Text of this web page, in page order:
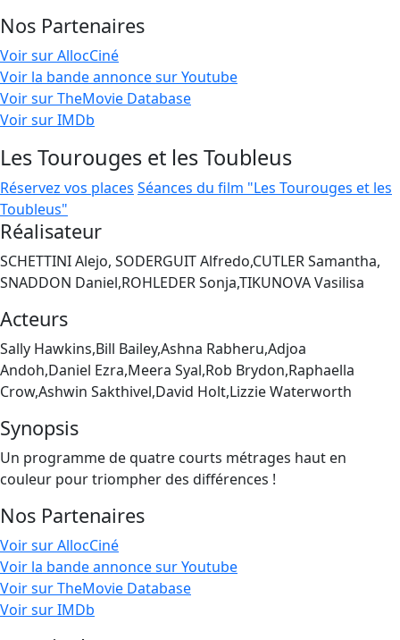
Nos Partenaires
Voir sur AllocCiné
Voir la bande annonce sur Youtube
Voir sur TheMovie Database
Voir sur IMDb
Les Tourouges et les Toubleus
Réservez vos places Séances du film "Les Tourouges et les
Toubleus"
Réalisateur
SCHETTINI Alejo, SODERGUIT Alfredo,CUTLER Samantha,
SNADDON Daniel,ROHLEDER Sonja,TIKUNOVA Vasilisa
Acteurs
Sally Hawkins,Bill Bailey,Ashna Rabheru,Adjoa
Andoh,Daniel Ezra,Meera Syal,Rob Brydon,Raphaella
Crow,Ashwin Sakthivel,David Holt,Lizzie Waterworth
Synopsis
Un programme de quatre courts métrages haut en
couleur pour triompher des différences !
Nos Partenaires
Voir sur AllocCiné
Voir la bande annonce sur Youtube
Voir sur TheMovie Database
Voir sur IMDb